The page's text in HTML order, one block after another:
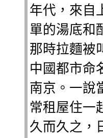
年代，來自
單的湯底和
那時拉麵被
中國都市命
南京。一說
常租屋住一
久而久之，